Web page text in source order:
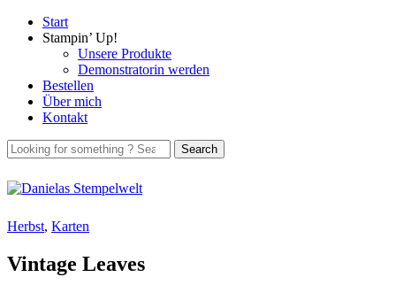
Start
Stampin’ Up!
Unsere Produkte
Demonstratorin werden
Bestellen
Über mich
Kontakt
Herbst, Karten
Vintage Leaves